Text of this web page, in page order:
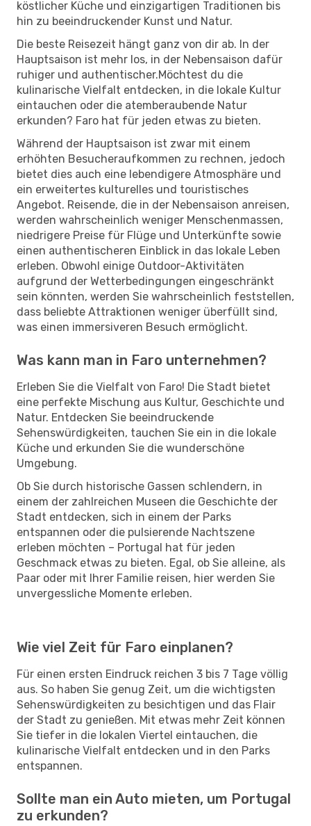
köstlicher Küche und einzigartigen Traditionen bis
hin zu beeindruckender Kunst und Natur.
Die beste Reisezeit hängt ganz von dir ab. In der
Hauptsaison ist mehr los, in der Nebensaison dafür
ruhiger und authentischer.Möchtest du die
kulinarische Vielfalt entdecken, in die lokale Kultur
eintauchen oder die atemberaubende Natur
erkunden? Faro hat für jeden etwas zu bieten.
Während der Hauptsaison ist zwar mit einem
erhöhten Besucheraufkommen zu rechnen, jedoch
bietet dies auch eine lebendigere Atmosphäre und
ein erweitertes kulturelles und touristisches
Angebot. Reisende, die in der Nebensaison anreisen,
werden wahrscheinlich weniger Menschenmassen,
niedrigere Preise für Flüge und Unterkünfte sowie
einen authentischeren Einblick in das lokale Leben
erleben. Obwohl einige Outdoor-Aktivitäten
aufgrund der Wetterbedingungen eingeschränkt
sein könnten, werden Sie wahrscheinlich feststellen,
dass beliebte Attraktionen weniger überfüllt sind,
was einen immersiveren Besuch ermöglicht.
Was kann man in Faro unternehmen?
Erleben Sie die Vielfalt von Faro! Die Stadt bietet
eine perfekte Mischung aus Kultur, Geschichte und
Natur. Entdecken Sie beeindruckende
Sehenswürdigkeiten, tauchen Sie ein in die lokale
Küche und erkunden Sie die wunderschöne
Umgebung.
Ob Sie durch historische Gassen schlendern, in
einem der zahlreichen Museen die Geschichte der
Stadt entdecken, sich in einem der Parks
entspannen oder die pulsierende Nachtszene
erleben möchten – Portugal hat für jeden
Geschmack etwas zu bieten. Egal, ob Sie alleine, als
Paar oder mit Ihrer Familie reisen, hier werden Sie
unvergessliche Momente erleben.
Wie viel Zeit für Faro einplanen?
Für einen ersten Eindruck reichen 3 bis 7 Tage völlig
aus. So haben Sie genug Zeit, um die wichtigsten
Sehenswürdigkeiten zu besichtigen und das Flair
der Stadt zu genießen. Mit etwas mehr Zeit können
Sie tiefer in die lokalen Viertel eintauchen, die
kulinarische Vielfalt entdecken und in den Parks
entspannen.
Sollte man ein Auto mieten, um Portugal
zu erkunden?